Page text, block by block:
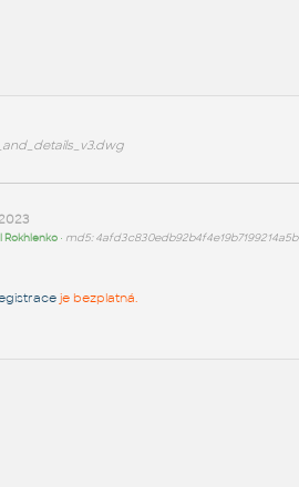
Rokhlenko• md5: 4afd3c830edb92b4f4e19b7199214a5b
je bezplatná.